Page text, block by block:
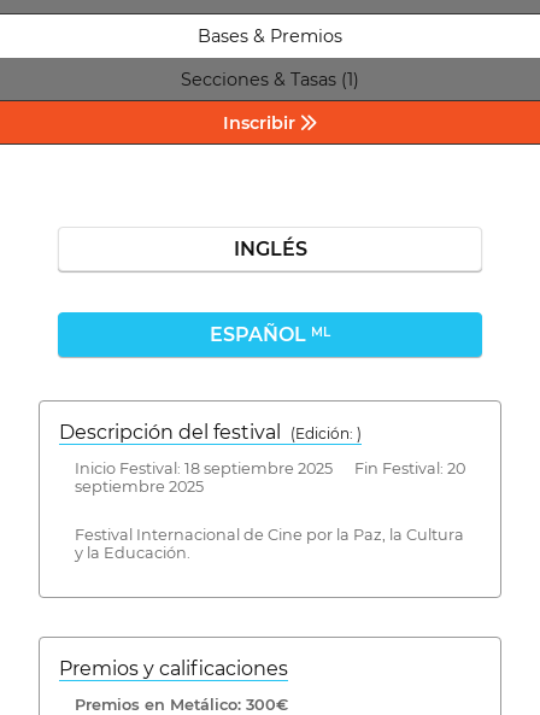
Bases & Premios
Secciones & Tasas (1)
Inscribir
INGLÉS
ESPAÑOL ML
Descripción del festival
( Edición: )
Inicio Festival: 18 septiembre 2025 Fin Festival: 20
septiembre 2025
Festival Internacional de Cine por la Paz, la Cultura
y la Educación.
Premios y calificaciones
Premios en Metálico: 300€